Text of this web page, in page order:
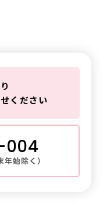
ください
004
始除く）